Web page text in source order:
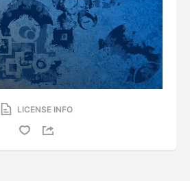
LICENSE INFO